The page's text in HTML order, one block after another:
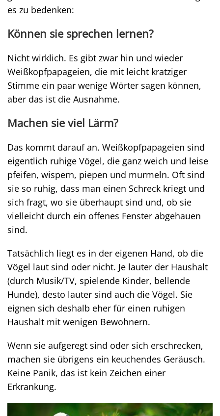
es zu bedenken:
Können sie sprechen lernen?
Nicht wirklich. Es gibt zwar hin und wieder
Weißkopfpapageien, die mit leicht kratziger
Stimme ein paar wenige Wörter sagen können,
aber das ist die Ausnahme.
Machen sie viel Lärm?
Das kommt darauf an. Weißkopfpapageien sind
eigentlich ruhige Vögel, die ganz weich und leise
pfeifen, wispern, piepen und murmeln. Oft sind
sie so ruhig, dass man einen Schreck kriegt und
sich fragt, wo sie überhaupt sind und, ob sie
vielleicht durch ein offenes Fenster abgehauen
sind.
Tatsächlich liegt es in der eigenen Hand, ob die
Vögel laut sind oder nicht. Je lauter der Haushalt
(durch Musik/TV, spielende Kinder, bellende
Hunde), desto lauter sind auch die Vögel. Sie
eignen sich deshalb eher für einen ruhigen
Haushalt mit wenigen Bewohnern.
Wenn sie aufgeregt sind oder sich erschrecken,
machen sie übrigens ein keuchendes Geräusch.
Keine Panik, das ist kein Zeichen einer
Erkrankung.